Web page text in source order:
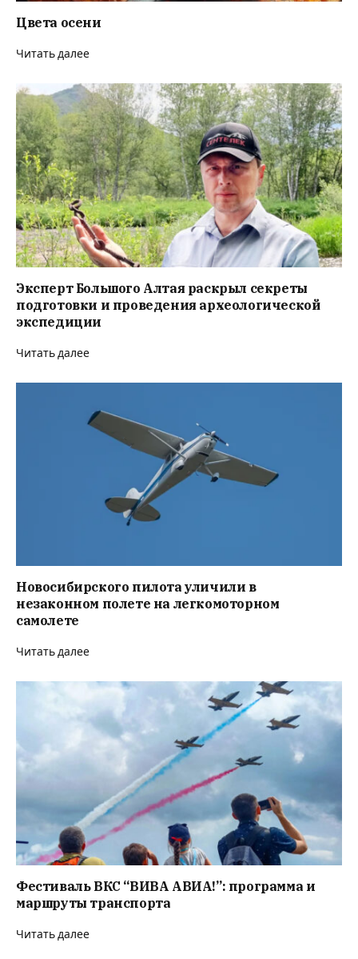
Цвета осени
Читать далее
Эксперт Большого Алтая раскрыл секреты
подготовки и проведения археологической
экспедиции
Читать далее
Новосибирского пилота уличили в
незаконном полете на легкомоторном
самолете
Читать далее
Фестиваль ВКС “ВИВА АВИА!”: программа и
маршруты транспорта
Читать далее